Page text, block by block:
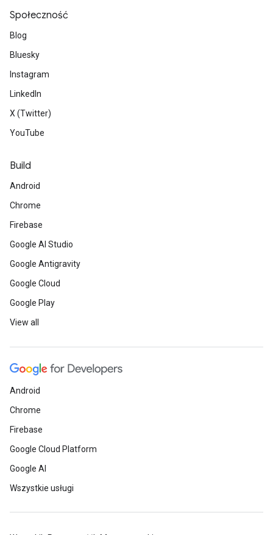
Społeczność
Blog
Bluesky
Instagram
LinkedIn
X (Twitter)
YouTube
Build
Android
Chrome
Firebase
Google AI Studio
Google Antigravity
Google Cloud
Google Play
View all
Android
Chrome
Firebase
Google Cloud Platform
Google AI
Wszystkie usługi